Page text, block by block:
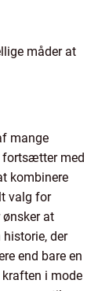
måder at
mange
fortsætter med
kombinere
valg for
ønsker at
der
end bare en
i mode